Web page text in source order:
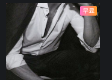
무료